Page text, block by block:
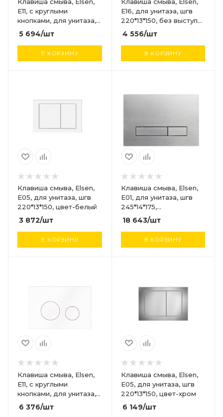
E11, с круглыми
кнопками, для унитаза,
шгв 220*13*150, цвет-
хром сатинированный
5 694/шт
В КОРЗИНУ
E16, для унитаза, шгв
220*13*150, без выступа
кнопки, цвет-белый
4 556/шт
В КОРЗИНУ
Клавиша смыва, Elsen,
E05, для унитаза, шгв
220*13*150, цвет-белый
3 872/шт
В КОРЗИНУ
Клавиша смыва, Elsen,
E01, для унитаза, шгв
245*14*175,
нержавеющая сталь,
цвет-inox
18 643/шт
В КОРЗИНУ
Клавиша смыва, Elsen,
E11, с круглыми
кнопками, для унитаза,
шгв 220*13*150, цвет-
белый матовый
6 376/шт
Клавиша смыва, Elsen,
E05, для унитаза, шгв
220*13*150, цвет-хром
6 149/шт